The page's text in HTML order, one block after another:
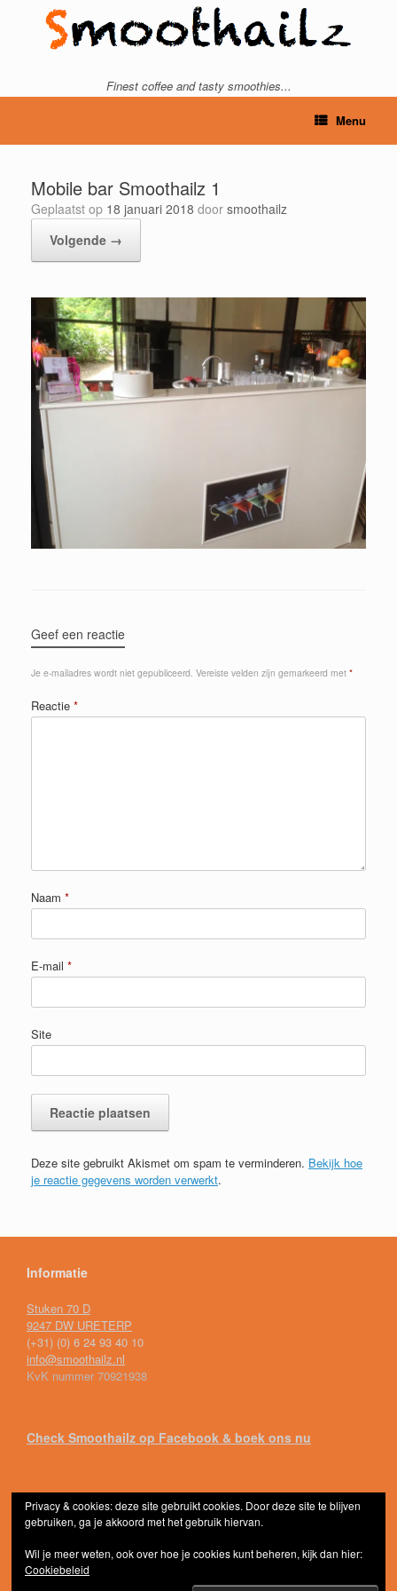
Finest coffee and tasty smoothies...
Menu
Mobile bar Smoothailz 1
Geplaatst op 18 januari 2018 door smoothailz
Volgende →
Geef een reactie
Je e-mailadres wordt niet gepubliceerd. Vereiste velden zijn gemarkeerd met *
Reactie *
Naam *
E-mail *
Site
Deze site gebruikt Akismet om spam te verminderen. Bekijk hoe
je reactie gegevens worden verwerkt.
Informatie
Stuken 70 D
9247 DW URETERP
(+31) (0) 6 24 93 40 10
info@smoothailz.nl
KvK nummer 70921938
Check Smoothailz op Facebook & boek ons nu
Frisse smoothies, lekkere koffie en vele cocktailz...Smoothailz © 2026
Thema door
SiteOrigin
Privacy & cookies: deze site gebruikt cookies. Door deze site te blijven
gebruiken, ga je akkoord met het gebruik hiervan.
Wil je meer weten, ook over hoe je cookies kunt beheren, kijk dan hier:
Cookiebeleid